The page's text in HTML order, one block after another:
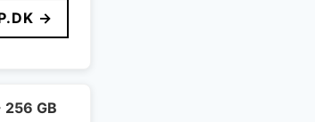
→
256 GB